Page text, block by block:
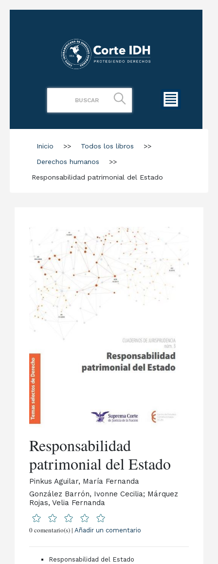
Inicio >> Todos los libros
>>
Derechos humanos
>>
Responsabilidad patrimonial del Estado
Responsabilidad
patrimonial del Estado
Pinkus Aguilar, María Fernanda
González Barrón, Ivonne Cecilia; Márquez
Rojas, Velia Fernanda
0 comentario(s) |Añadir un comentario
Responsabilidad del Estado